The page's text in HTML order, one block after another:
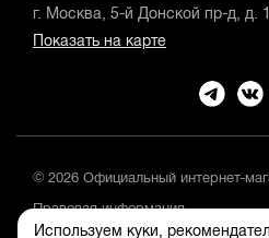
Используем куки,
г. Москва, 5-й Донской пр-д, д.
Показать на карте
© 2026 Официальный интернет-
Правовая информация